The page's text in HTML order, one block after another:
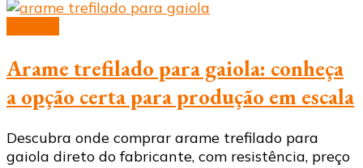
Arame trefilado para gaiola: conheça
a opção certa para produção em escala
Descubra onde comprar arame trefilado para
gaiola direto do fabricante, com resistência, preço